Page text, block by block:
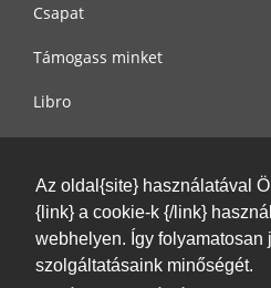
Az oldal{site} használatával
{link} a cookie-k {/link}
webhelyen. Így folyamatosan
szolgáltatásaink minőségét.
Csapat
Támogass minket
Libro
Használati feltételek
Írj nekünk